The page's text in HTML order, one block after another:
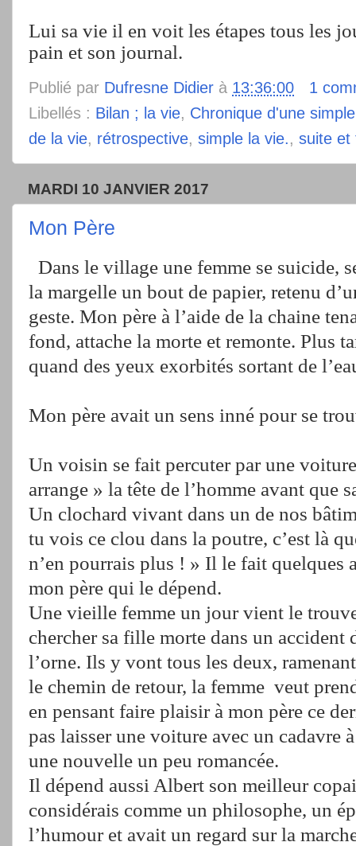
Lui sa vie il en voit les étapes tous les
pain et son journal.
Publié par Dufresne Didier à 13:36:00
1
Libellés : Bilan ; la vie, Chronique d'une
de la vie, rétrospective, simple la vie., suite et
MARDI 10 JANVIER 2017
Mon Père
Dans le village une femme se suicide,
la margelle un bout de papier, retenu
geste. Mon père à l’aide de la chaine
fond, attache la morte et remonte. Plus
quand des yeux exorbités sortant de
Mon père avait un sens inné pour se
Un voisin se fait percuter par une
arrange » la tête de l’homme avant que
Un clochard vivant dans un de nos
tu vois ce clou dans la poutre, c’est là
n’en pourrais plus ! » Il le fait quelques
mon père qui le dépend.
Une vieille femme un jour vient le
chercher sa fille morte dans un accident
l’orne. Ils y vont tous les deux,
le chemin de retour, la femme veut
en pensant faire plaisir à mon père ce
pas laisser une voiture avec un cadavre
une nouvelle un peu romancée.
Il dépend aussi Albert son meilleur
considérais comme un philosophe, un
l’humour et avait un regard sur la